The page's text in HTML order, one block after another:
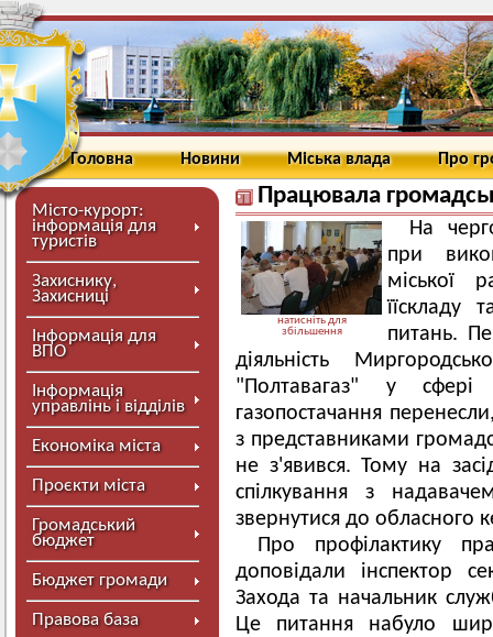
Головна Новини Міська влада Про
Місто-курорт:
інформація для
туристів
Захиснику,
Захисниці
Інформація для
ВПО
Інформація
управлінь і відділів
Економіка міста
Проєкти міста
Громадський
бюджет
Бюджет громади
Правова база
Працювала
натисніть для
збільшення
На
при
міської
їїскладу
питань.
діяльність
"Полтавагаз" у
газопостачання
з представниками
не з'явився. Тому на
спілкування з
звернутися до обласного
Про профілактику
доповідали інспектор
Захода та начальник
Це питання набуло